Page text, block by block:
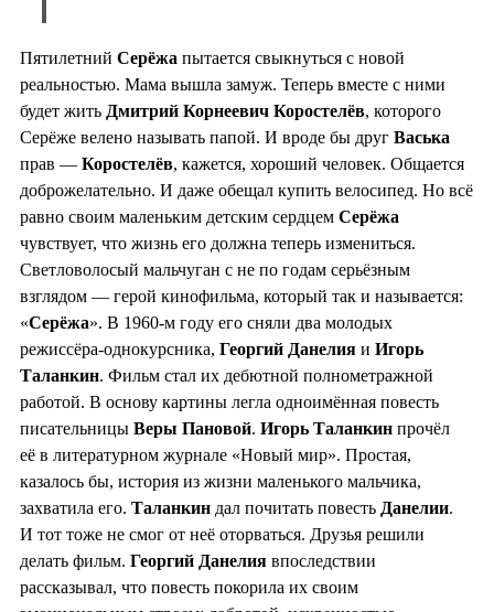
Пятилетний Серёжа пытается свыкнуться с новой
реальностью. Мама вышла замуж. Теперь вместе с ними
будет жить Дмитрий Корнеевич Коростелёв, которого
Серёже велено называть папой. И вроде бы друг Васька
прав — Коростелёв, кажется, хороший человек. Общается
доброжелательно. И даже обещал купить велосипед. Но всё
равно своим маленьким детским сердцем Серёжа
чувствует, что жизнь его должна теперь измениться.
Светловолосый мальчуган с не по годам серьёзным
взглядом — герой кинофильма, который так и называется:
«Серёжа». В 1960-м году его сняли два молодых
режиссёра-однокурсника, Георгий Данелия и Игорь
Таланкин. Фильм стал их дебютной полнометражной
работой. В основу картины легла одноимённая повесть
писательницы Веры Пановой. Игорь Таланкин прочёл
её в литературном журнале «Новый мир». Простая,
казалось бы, история из жизни маленького мальчика,
захватила его. Таланкин дал почитать повесть Данелии.
И тот тоже не смог от неё оторваться. Друзья решили
делать фильм. Георгий Данелия впоследствии
рассказывал, что повесть покорила их своим